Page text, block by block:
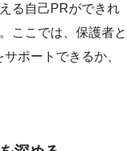
る自己PRができれ
ここでは、保護者と
ポートできるか、